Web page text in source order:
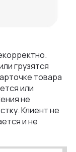
грузятся
товара
или
не
Клиент не
и не